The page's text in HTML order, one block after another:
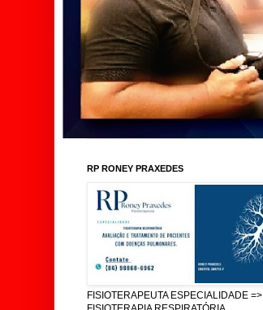
RP RONEY PRAXEDES
FISIOTERAPEUTA ESPECIALIDADE =>